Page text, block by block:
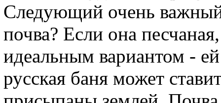
Следующий очень важный
почва? Если она
идеальным вариантом -
русская баня может